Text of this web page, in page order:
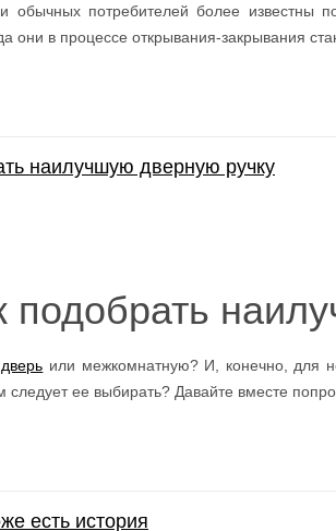
обычных потребителей более известны
они в процессе открывания-закрывания
наилучшую дверную ручку
подобрать
или межкомнатную? И, конечно, для
следует ее выбирать? Давайте вместе
есть история